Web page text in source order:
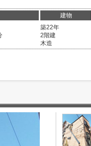
建物
築22年
2階建
木造